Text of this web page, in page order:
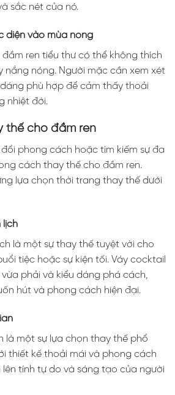
sắc nét của nó.
diện vào mùa nóng
đầm ren tiểu thư có thể không thích
nắng nóng. Người mặc cần xem xét
dáng phù hợp để cảm thấy thoải
nhiệt đới.
thế cho đầm ren
phong cách hoặc tìm kiếm sự đa
cách thay thế cho đầm ren.
lựa chọn thời trang thay thế dưới
lịch
là một sự thay thế tuyệt vời cho
tiệc hoặc sự kiện tối. Váy cocktail
phải và kiểu dáng phá cách,
hút và phong cách hiện đại.
là một sự lựa chọn thay thế phổ
thiết kế thoải mái và phong cách
tính tự do và sáng tạo của người